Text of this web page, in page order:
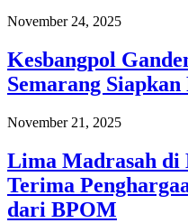
November 24, 2025
Kesbangpol
Semarang
November 21, 2025
Lima Madrasah di
Terima
dari BPOM